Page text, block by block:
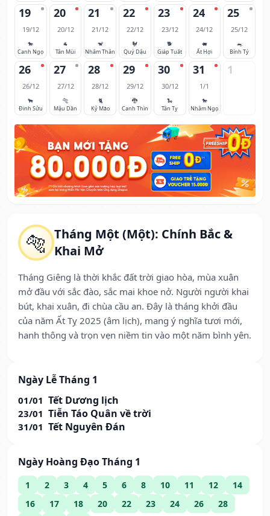
🐅 Tháng Một (Một): Chính Bắc &
Khai Mở
Tháng Giêng là thời khắc đất trời giao hòa, mùa xuân
mở đầu với sắc đào, sắc mai khoe nở. Người người khai
bút, khai xuân, đi chùa cầu an. Đây là tháng khởi đầu
của năm Ất Tỵ 2025 (âm lịch), mang ý nghĩa tươi mới,
hanh thông và trọn vẹn niềm tin vào một năm bình yên.
Ngày Lễ Tháng 1
01/01 Tết Dương lịch
23/01 Tiễn Táo Quân về trời
31/01 Tết Nguyên Đán
Ngày Hoàng Đạo Tháng 1
1 2 3 4 5 6 8 10 11 12
14
16
17 18 20 22 23 24 26
28
19
19/12
🐎
Canh Ngọ
20
20/12
🐐
Tân Mùi
21
21/12
🐒
Nhâm Thân
22
22/12
🐓
Quý Dậu
23
23/12
🐕
Giáp Tuất
24
24/12
🐖
Ất Hợi
25
25/12
🐀
Bính Tý
26
26/12
🐂
Đinh Sửu
27
27/12
🐅
Mậu Dần
28
28/12
🐈
Kỷ Mão
29
29/12
🐉
Canh Thìn
30
30/12
🐍
Tân Tỵ
31
1/1
🐎
Nhâm Ngọ
1